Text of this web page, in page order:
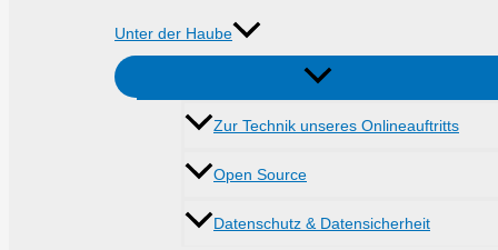
Unter der Haube
Zur Technik unseres Onlineauftritts
Open Source
Datenschutz & Datensicherheit